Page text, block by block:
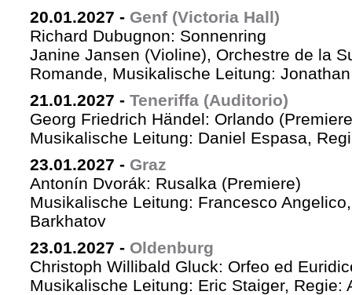
20.01.2027 - Genf (Victoria Hall)
Richard Dubugnon: Sonnenring
Janine Jansen (Violine), Orchestre de la
Romande, Musikalische Leitung:
21.01.2027 - Teneriffa (Auditorio)
Georg Friedrich Händel: Orlando
Musikalische Leitung: Daniel Espasa,
23.01.2027 - Graz
Antonín Dvorák: Rusalka (Premiere)
Musikalische Leitung: Francesco
Barkhatov
23.01.2027 - Oldenburg
Christoph Willibald Gluck: Orfeo ed
Musikalische Leitung: Eric Staiger, Regie: